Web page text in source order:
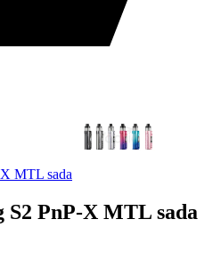
MTL sada
PnP-X MTL sada